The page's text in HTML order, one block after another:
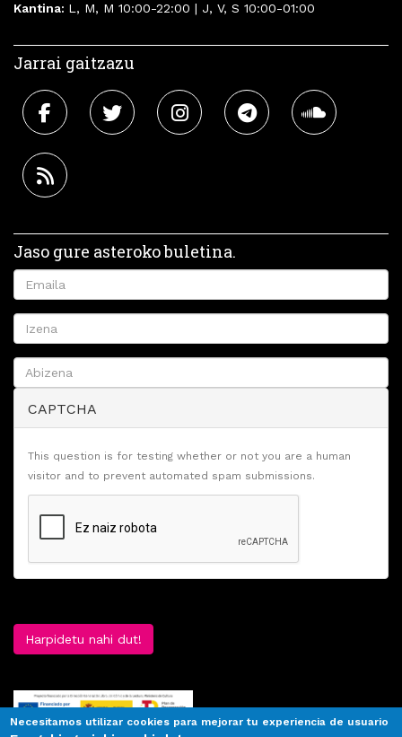
Kantina: L, M, M 10:00-22:00 | J, V, S 10:00-01:00
Jarrai gaitzazu
Jaso gure asteroko buletina.
CAPTCHA
This question is for testing whether or not you are a human
visitor and to prevent automated spam submissions.
Harpidetu nahi dut!
Necesitamos utilizar cookies para mejorar tu experiencia de usuario